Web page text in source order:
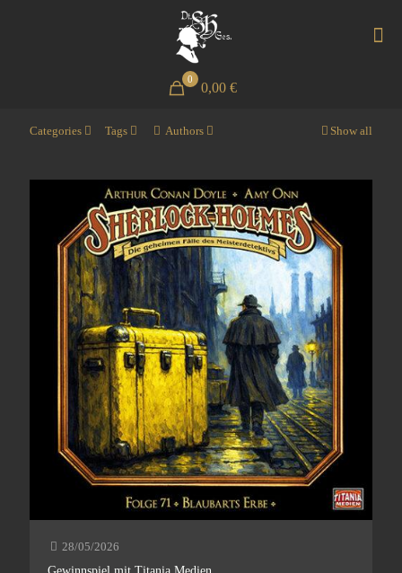
0
0,00 €
Categories Tags Authors Show all
28/05/2026